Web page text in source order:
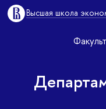
Высшая школа